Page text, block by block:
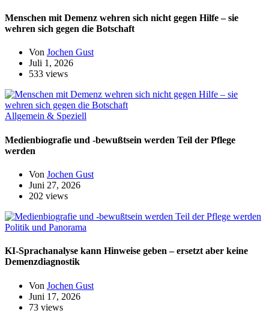
Menschen mit Demenz wehren sich nicht gegen Hilfe – sie
wehren sich gegen die Botschaft
Von Jochen Gust
Juli 1, 2026
533 views
Allgemein & Speziell
Medienbiografie und -bewußtsein werden Teil der Pflege
werden
Von Jochen Gust
Juni 27, 2026
202 views
Politik und Panorama
KI-Sprachanalyse kann Hinweise geben – ersetzt aber keine
Demenzdiagnostik
Von Jochen Gust
Juni 17, 2026
73 views